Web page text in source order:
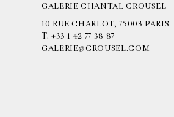
GALERIE CHANTAL CROUSEL
10 RUE CHARLOT, 75003 PARIS
T. +33 1 42 77 38 87
GALERIE@CROUSEL.COM